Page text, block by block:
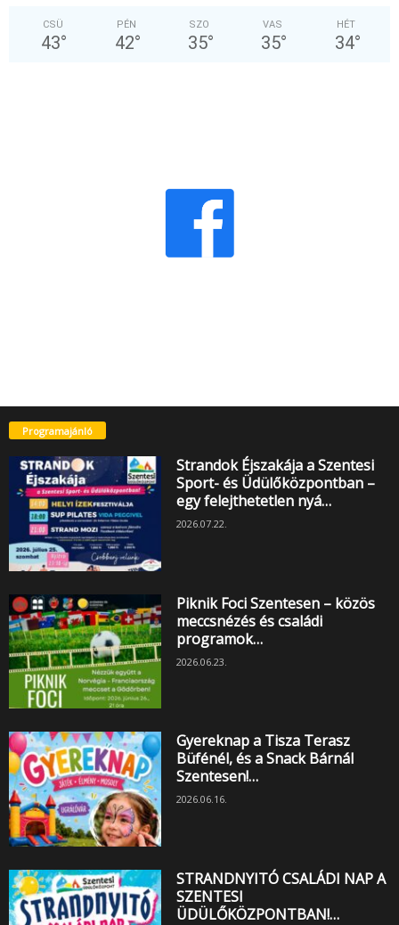
CSÜ
43°
PÉN
42°
SZO
35°
VAS
35°
HÉT
34°
Programajánló
Strandok Éjszakája a Szentesi
Sport- és Üdülőközpontban –
egy felejthetetlen nyá…
2026.07.22.
Piknik Foci Szentesen – közös
meccsnézés és családi
programok…
2026.06.23.
Gyereknap a Tisza Terasz
Büfénél, és a Snack Bárnál
Szentesen!…
2026.06.16.
STRANDNYITÓ CSALÁDI NAP A
SZENTESI
ÜDÜLŐKÖZPONTBAN!…